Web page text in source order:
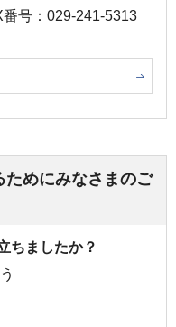
番号：029-241-5313
ためにみなさまのご
ちましたか？